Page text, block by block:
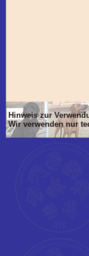
Hinweis zur
Wir verwenden nur
'Dim mlTIT, mlBOD,